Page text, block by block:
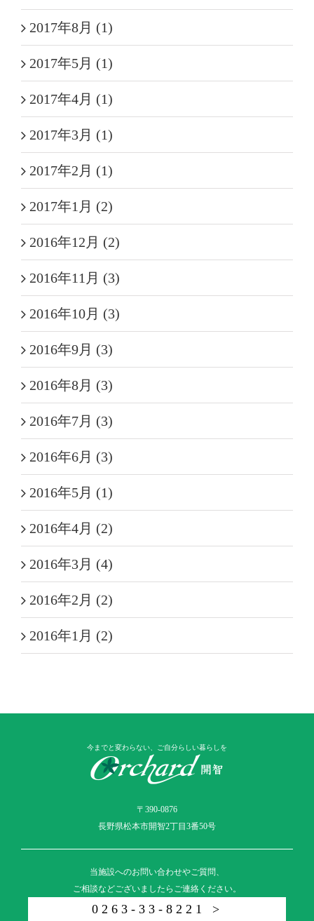
2017年8月 (1)
2017年5月 (1)
2017年4月 (1)
2017年3月 (1)
2017年2月 (1)
2017年1月 (2)
2016年12月 (2)
2016年11月 (3)
2016年10月 (3)
2016年9月 (3)
2016年8月 (3)
2016年7月 (3)
2016年6月 (3)
2016年5月 (1)
2016年4月 (2)
2016年3月 (4)
2016年2月 (2)
2016年1月 (2)
今までと変わらない、ご自分らしい暮らしを
〒390-0876
長野県松本市開智2丁目3番50号
当施設へのお問い合わせやご質問、
ご相談などございましたらご連絡ください。
0263-33-8221 >